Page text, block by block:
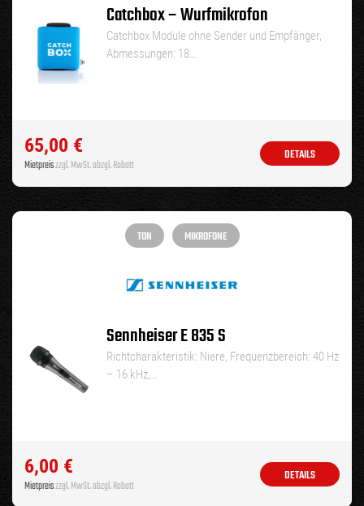
Catchbox – Wurfmikrofon
Catchbox Module ohne Sender und Empfänger,
Abmessungen: 18…
65,00 €
Mietpreiszzgl. MwSt. abzgl. Rabatt
DETAILS
TON MIKROFONE
Sennheiser E 835 S
Richtcharakteristik: Niere, Frequenzbereich: 40 Hz
– 16 kHz,…
6,00 €
Mietpreiszzgl. MwSt. abzgl. Rabatt
DETAILS